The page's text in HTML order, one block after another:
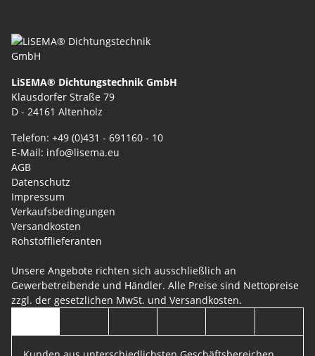
LiSEMA® Dichtungstechnik GmbH
Klausdorfer Straße 79
D - 24161 Altenholz
Telefon: +49 (0)431 - 691160 - 10
E-Mail: info@lisema.eu
AGB
Datenschutz
Impressum
Verkaufsbedingungen
Versandkosten
Rohstofflieferanten
Unsere Angebote richten sich ausschließlich an
Gewerbetreibende und Händler. Alle Preise sind Nettopreise
zzgl. der gesetzlichen MwSt. und Versandkosten.